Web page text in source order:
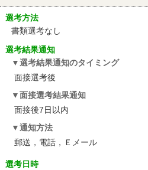
選考方法
書類選考なし
選考結果通知
選考結果通知のタイミング
面接選考後
面接選考結果通知
面接後7日以内
通知方法
郵送，電話，Ｅメール
選考日時